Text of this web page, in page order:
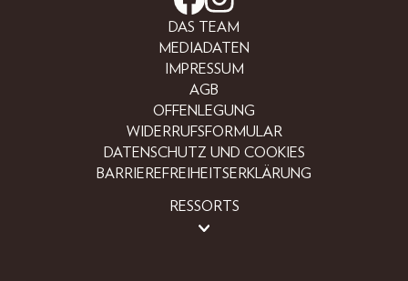
DAS TEAM
MEDIADATEN
IMPRESSUM
AGB
OFFENLEGUNG
WIDERRUFSFORMULAR
DATENSCHUTZ UND COOKIES
BARRIEREFREIHEITSERKLÄRUNG
RESSORTS